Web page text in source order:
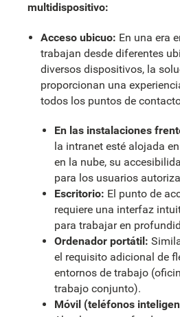
multidispositivo:
Acceso ubicuo: En una era
trabajan desde diferentes
diversos dispositivos, la
proporcionan una
todos los puntos de
En las instalaciones
la intranet esté alojada
en la nube, su
para los usuarios
Escritorio: El punto de
requiere una interfaz
para trabajar en
Ordenador portátil:
el requisito adicional de
entornos de trabajo
trabajo conjunto).
Móvil (teléfonos